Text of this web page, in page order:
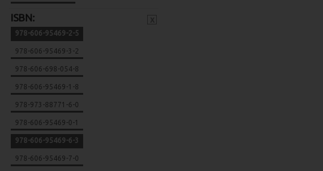
ISBN:
978-606-95469-2-5
978-606-95469-3-2
978-606-698-054-8
978-606-95469-1-8
978-973-88771-6-0
978-606-95469-0-1
978-606-95469-6-3
978-606-95469-7-0